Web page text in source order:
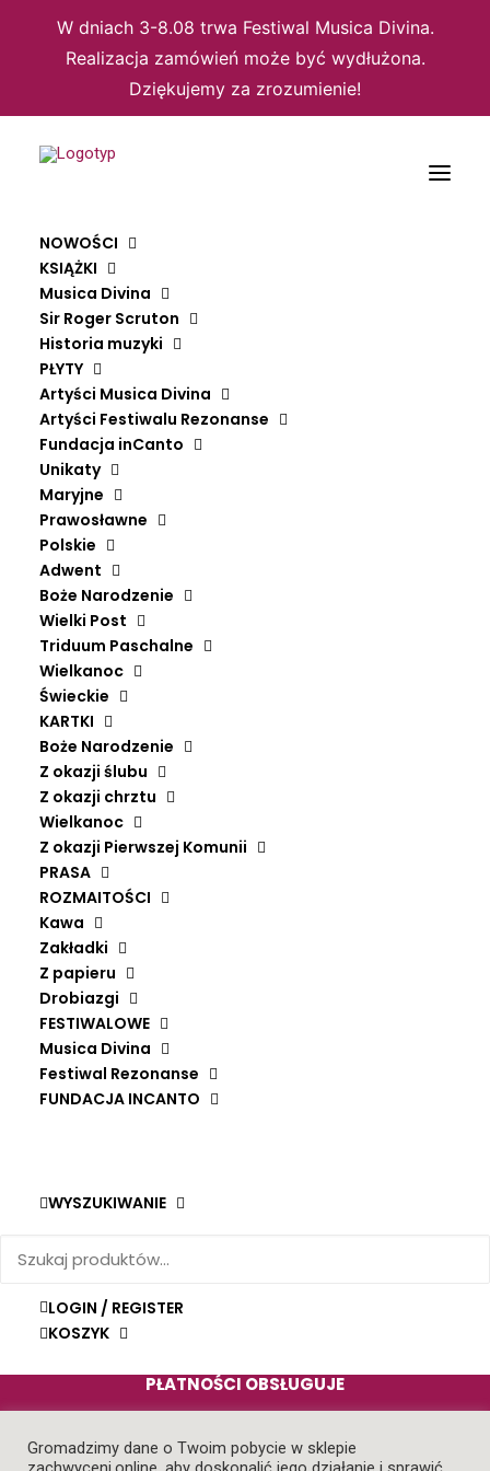
W dniach 3-8.08 trwa Festiwal Musica Divina.
Realizacja zamówień może być wydłużona.
Dziękujemy za zrozumienie!
NOWOŚCI
KSIĄŻKI
Musica Divina
Sir Roger Scruton
Historia muzyki
PŁYTY
Artyści Musica Divina
Artyści Festiwalu Rezonanse
Fundacja inCanto
Unikaty
Maryjne
Prawosławne
Polskie
Adwent
Boże Narodzenie
Wielki Post
Triduum Paschalne
Wielkanoc
Świeckie
KARTKI
Boże Narodzenie
Z okazji ślubu
Z okazji chrztu
Wielkanoc
Z okazji Pierwszej Komunii
PRASA
ROZMAITOŚCI
Kawa
Zakładki
Z papieru
Drobiazgi
FESTIWALOWE
Musica Divina
Festiwal Rezonanse
FUNDACJA INCANTO
WYSZUKIWANIE
LOGIN / REGISTER
KOSZYK
Nic nie znaleziono
Wygląda na to, że nie możemy znaleźć czego szukasz.
Spróbuj wyszukać ponownie.
ZACHWYCENI.ONLINE
Pl. Gen. Sikorskiego 3/4
DOSTAWA I PŁATNOŚCI
ZWROTY I REKLAMACJE
ZACHĘCAMY DO ZAKUPÓW PRZEZ STRONĘ
kontakcie telefonicznym.
PŁATNOŚCI OBSŁUGUJE
Gromadzimy dane o Twoim pobycie w sklepie